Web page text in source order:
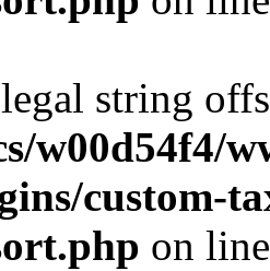
string
w00d54f4/
custom-
on